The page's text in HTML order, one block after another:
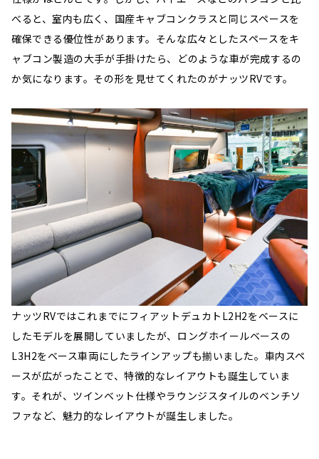
べると、室内も広く、国産キャブコンクラスと同じスペースを
確保できる優位性があります。そんな広々としたスペースをキ
ャブコン製造の大手が手掛けたら、どのような車が完成するの
か気になります。その形を見せてくれたのがナッツRVです。
ナッツRVではこれまでにフィアットデュカトL2H2をベースに
したモデルを展開していましたが、ロングホイールベースの
L3H2をベース車両にしたラインアップも揃いました。車内スペ
ースが広がったことで、特徴的なレイアウトも誕生していま
す。それが、ツインベット仕様やラウンジスタイルのベンチソ
ファなど、魅力的なレイアウトが誕生しました。